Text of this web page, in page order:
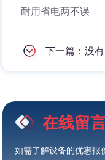
耐用省电两不误
下一篇：没
在线留
如需了解设备的优惠报